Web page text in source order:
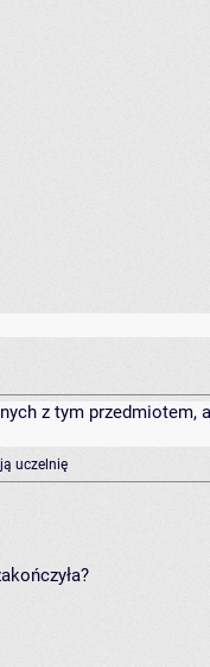
z tym przedmiotem,
uczelnię